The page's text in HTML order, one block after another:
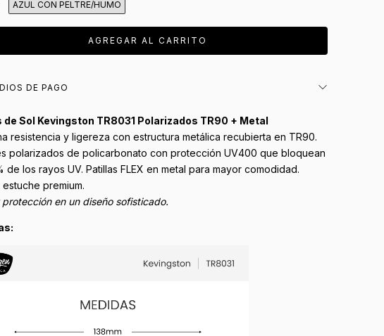
AZUL CON PELTRE/HUMO
DE PAGO
de Sol Kevingston TR8031 Polarizados TR90 + Metal
resistencia y ligereza con estructura metálica recubierta en TR90.
polarizados de policarbonato con protección UV400 que bloquean
de los rayos UV. Patillas FLEX en metal para mayor comodidad.
premium.
protección en un diseño sofisticado.